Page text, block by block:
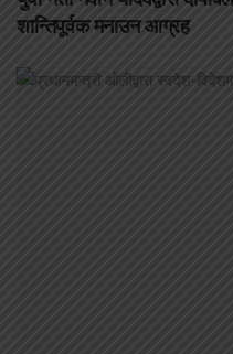
शान्तिपूर्वक मनाउन आग्रह